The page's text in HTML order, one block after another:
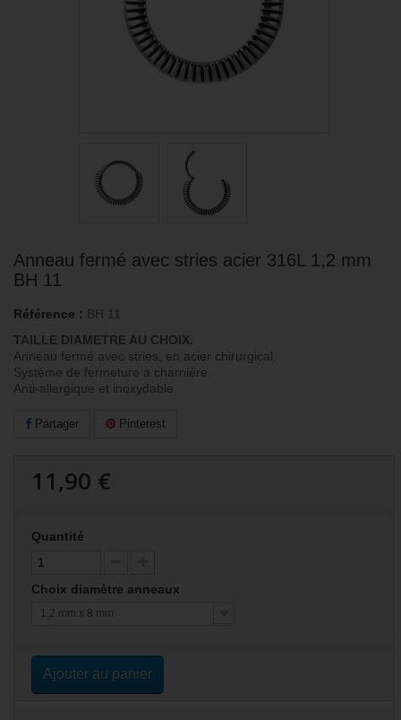
Anneau fermé avec stries acier 316L 1,2 mm
BH 11
Référence : BH 11
TAILLE DIAMETRE AU CHOIX.
Anneau fermé avec stries, en acier chirurgical.
Système de fermeture à charnière.
Anti-allergique et inoxydable.
Partager Pinterest
11,90 €
Quantité
Choix diamètre anneaux
1,2 mm x 8 mm
Ajouter au panier